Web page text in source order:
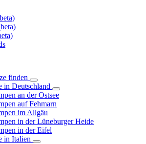
finden
in Deutschland
an der Ostsee
auf Fehmarn
im Allgäu
in der Lüneburger Heide
in der Eifel
in Italien